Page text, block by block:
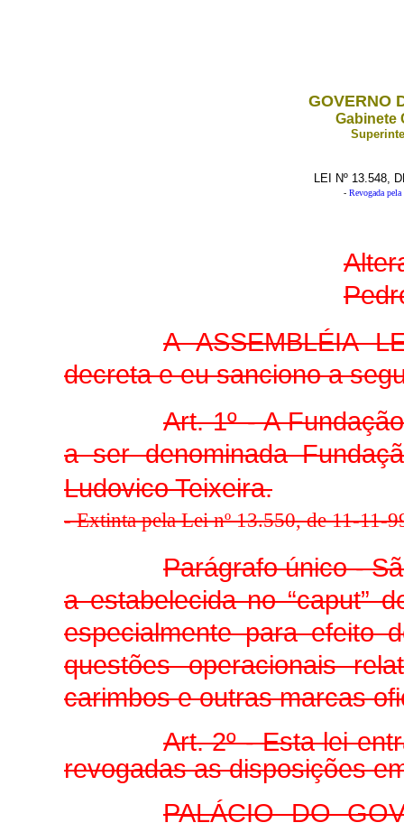
GOVERNO
Gabinete
LEI Nº 13.548,
- Revogada
A ASSEMBLÉIA
decreta e eu sanciono a
Art. 1º - A
a ser denominada
Ludovico Teixeira.
- Extinta pela Lei nº 13.550, de 11-11-
Parágrafo único -
a estabelecida no “caput”
especialmente para efeito
questões operacionais
carimbos e outras marcas
Art. 2º - Esta lei
revogadas as disposições
PALÁCIO DO